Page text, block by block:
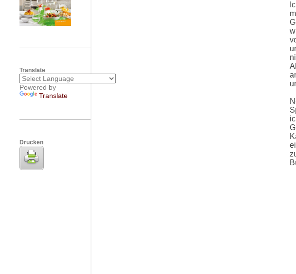
Translate
Powered by
Translate
Drucken